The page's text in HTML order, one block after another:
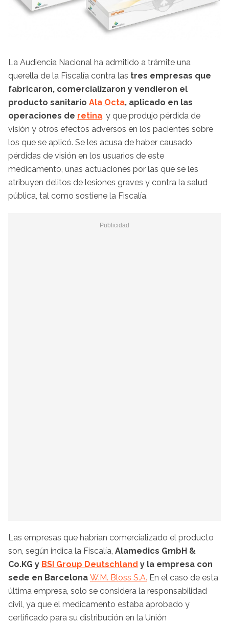
La Audiencia Nacional ha admitido a trámite una
querella de la Fiscalía contra las tres empresas que
fabricaron, comercializaron y vendieron el
producto sanitario Ala Octa, aplicado en las
operaciones de retina, y que produjo pérdida de
visión y otros efectos adversos en los pacientes sobre
los que se aplicó. Se les acusa de haber causado
pérdidas de visión en los usuarios de este
medicamento, unas actuaciones por las que se les
atribuyen delitos de lesiones graves y contra la salud
pública, tal como sostiene la Fiscalía.
Las empresas que habrían comercializado el producto
son, según indica la Fiscalía, Alamedics GmbH &
Co.KG y BSI Group Deutschland y la empresa con
sede en Barcelona W.M. Bloss S.A. En el caso de esta
última empresa, solo se considera la responsabilidad
civil, ya que el medicamento estaba aprobado y
certificado para su distribución en la Unión